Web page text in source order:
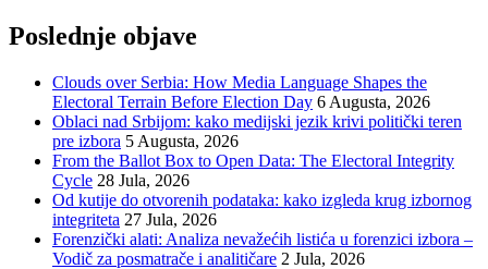
Poslednje objave
Clouds over Serbia: How Media Language Shapes the
Electoral Terrain Before Election Day 6 Augusta, 2026
Oblaci nad Srbijom: kako medijski jezik krivi politički teren
pre izbora 5 Augusta, 2026
From the Ballot Box to Open Data: The Electoral Integrity
Cycle 28 Jula, 2026
Od kutije do otvorenih podataka: kako izgleda krug izbornog
integriteta 27 Jula, 2026
Forenzički alati: Analiza nevažećih listića u forenzici izbora –
Vodič za posmatrače i analitičare 2 Jula, 2026